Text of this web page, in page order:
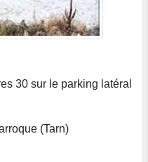
30 sur le parking latéral
(Tarn)